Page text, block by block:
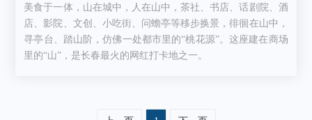
美食于一体，山在城中，人在山中，茶社、书店、话剧院、酒
店、影院、文创、小吃街、问蟾亭等移步换景，徘徊在山中，
寻亭台、踏山阶，仿佛一处都市里的“桃花源”。这座建在商场
里的“山”，是长春最火的网红打卡地之一。